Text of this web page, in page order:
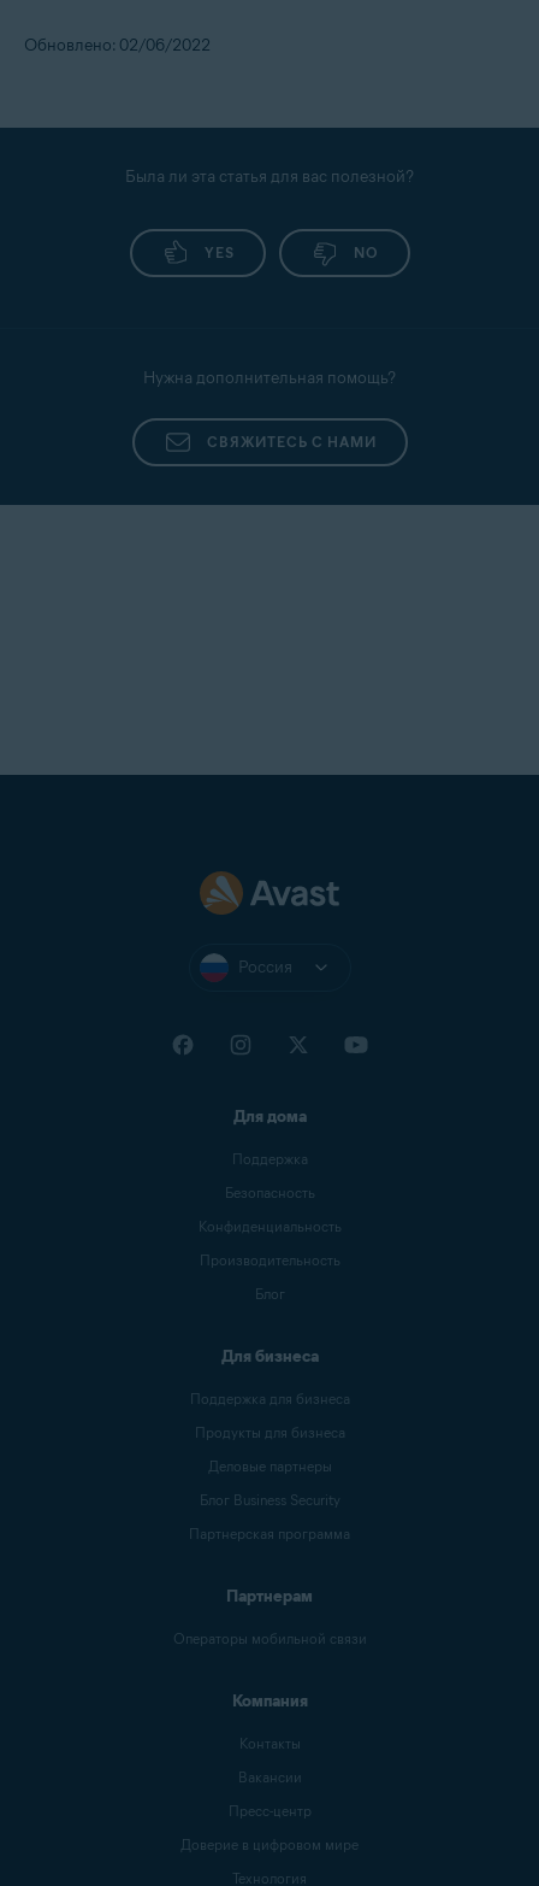
Обновлено: 02/06/2022
Была ли эта статья для вас полезной?
YES NO
Нужна дополнительная помощь?
СВЯЖИТЕСЬ С НАМИ
Россия
Для дома
Поддержка
Безопасность
Конфиденциальность
Производительность
Блог
Для бизнеса
Поддержка для бизнеса
Продукты для бизнеса
Деловые партнеры
Блог Business Security
Партнерская программа
Партнерам
Операторы мобильной связи
Компания
Контакты
Вакансии
Пресс-центр
Доверие в цифровом мире
Технология